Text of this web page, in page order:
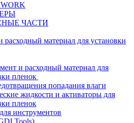
ЧАСТИ
расходный материал для установки
и расходный материал для
пленок
попадания влаги
жидкости и активаторы для
пленок
инструментов
Tools)